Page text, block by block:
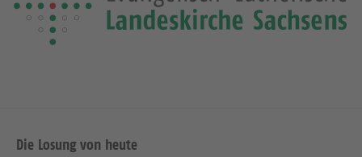
Die Losung von heute